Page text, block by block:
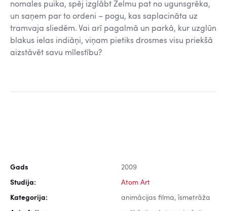
nomales puika, spēj izglābt Zelmu pat no ugunsgrēka,
un saņem par to ordeni – pogu, kas saplacināta uz
tramvaja sliedēm. Vai arī pagalmā un parkā, kur uzglūn
blakus ielas indiāņi, viņam pietiks drosmes visu priekšā
aizstāvēt savu mīlestību?
Gads 2009
Studija: Atom Art
Kategorija: animācijas filma, īsmetrāža